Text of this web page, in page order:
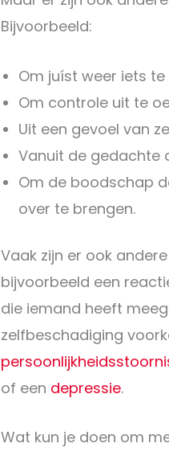
Bijvoorbeeld:
Om juíst weer iets te
Om controle uit te
Uit een gevoel van
Vanuit de gedachte
Om de boodschap
over te brengen.
Vaak zijn er ook
bijvoorbeeld een
die iemand heeft
zelfbeschadiging
of een depressie.
Wat kun je doen om